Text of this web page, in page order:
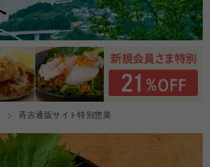
斉吉通販サイト特別惣菜